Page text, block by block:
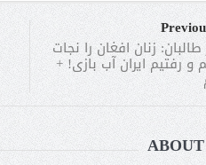
طالبان: زنان افغان را نجات
و رفتیم ایران آب بازی! +